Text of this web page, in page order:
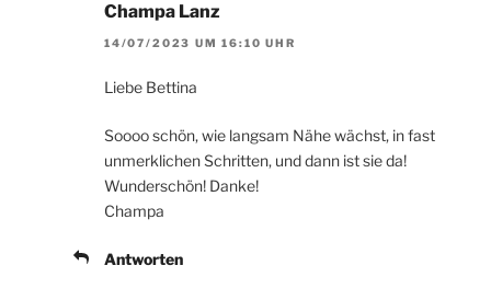
Champa Lanz
14/07/2023 UM 16:10 UHR
Liebe Bettina
Soooo schön, wie langsam Nähe wächst, in fast
unmerklichen Schritten, und dann ist sie da!
Wunderschön! Danke!
Champa
Antworten